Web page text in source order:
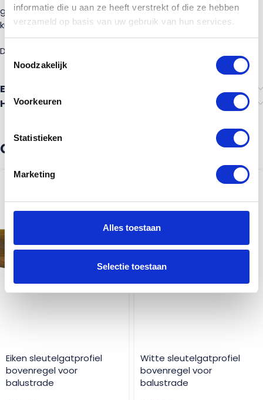
informatie die u aan ze heeft verstrekt of die ze hebben
verzameld op basis van uw gebruik van hun services.
Toestemmingsselectie
Noodzakelijk
Voorkeuren
Statistieken
Marketing
Alles toestaan
Selectie toestaan
geleverd zonder inboringen, zodat je deze zelf passend
kunt maken op jouw situatie.
De afmeting van de bovenregel is 44×75 MM.
Ervaringen van anderen
Heb je advies nodig?
Gerelateerde producten
Eiken sleutelgatprofiel
bovenregel voor
balustrade
Witte sleutelgatprofiel
bovenregel voor
balustrade